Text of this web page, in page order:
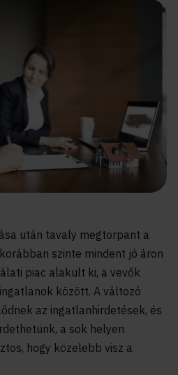
után tavaly megtorpant a
szinte mindent jó áron
piac alakult ki, a vevők
között. A változó
az ingatlanhirdetések, és
a sok helyen
hogy közelebb visz a